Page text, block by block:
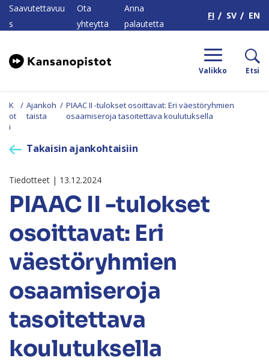
Saavutettavuu
s
Ota
yhteyttä
Anna
palautetta
FI SV EN
Valikko Etsi
K
ot
i
/ Ajankoh
taista
/ PIAAC II -tulokset osoittavat: Eri väestöryhmien
osaamiseroja tasoitettava koulutuksella
Takaisin ajankohtaisiin
Tiedotteet | 13.12.2024
PIAAC II -tulokset
osoittavat: Eri
väestöryhmien
osaamiseroja
tasoitettava
koulutuksella